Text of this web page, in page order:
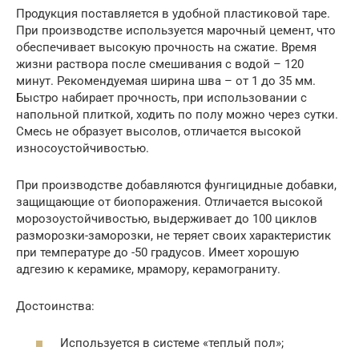
Продукция поставляется в удобной пластиковой таре.
При производстве используется марочный цемент, что
обеспечивает высокую прочность на сжатие. Время
жизни раствора после смешивания с водой – 120
минут. Рекомендуемая ширина шва – от 1 до 35 мм.
Быстро набирает прочность, при использовании с
напольной плиткой, ходить по полу можно через сутки.
Смесь не образует высолов, отличается высокой
износоустойчивостью.
При производстве добавляются фунгицидные добавки,
защищающие от биопоражения. Отличается высокой
морозоустойчивостью, выдерживает до 100 циклов
разморозки-заморозки, не теряет своих характеристик
при температуре до -50 градусов. Имеет хорошую
адгезию к керамике, мрамору, керамограниту.
Достоинства:
Используется в системе «теплый пол»;